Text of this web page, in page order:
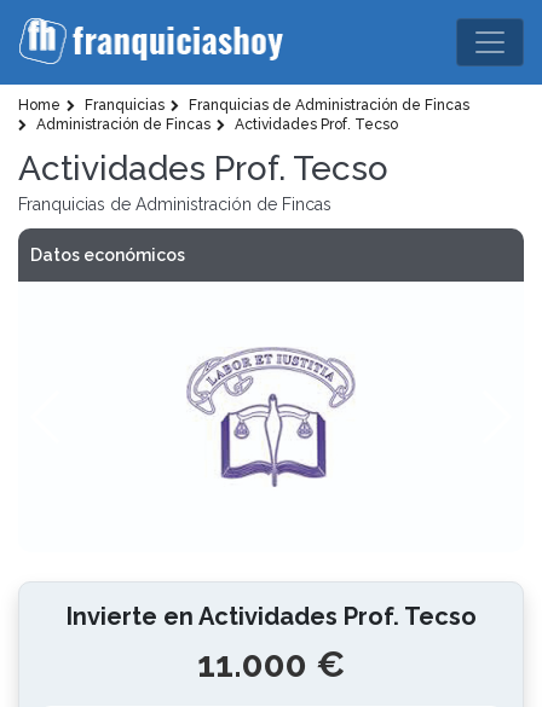
Home Franquicias
Franquicias de Administración de Fincas
Administración de Fincas
Actividades Prof. Tecso
Actividades Prof. Tecso
Franquicias de Administración de Fincas
Datos económicos
Invierte en Actividades Prof. Tecso
11.000 €